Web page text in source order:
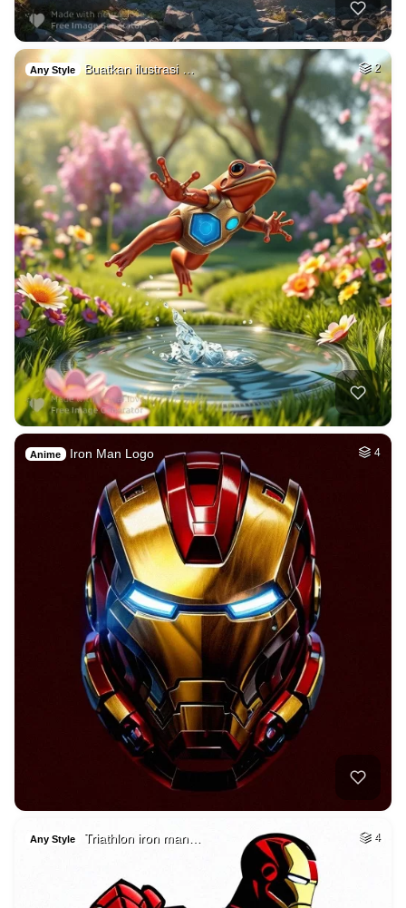
Any Style Buatkan ilustrasi … 2
Anime Iron Man Logo 4
Any Style Triathlon iron man… 4